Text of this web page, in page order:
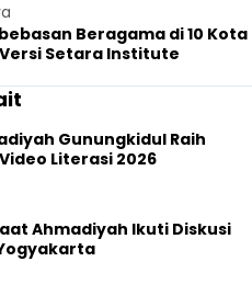
Beragama di 10 Kota
Setara Institute
Gunungkidul Raih
Literasi 2026
Ahmadiyah Ikuti Diskusi